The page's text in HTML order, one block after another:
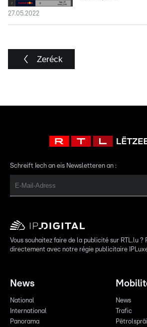
27.05.2022
Zeréck
Schreift Iech an eis Newsletteren an :
Vous souhaitez faire de la publicité sur RTL.lu ?
directement avec notre régie publicitaire
News
National
International
Panorama
News
Trafic